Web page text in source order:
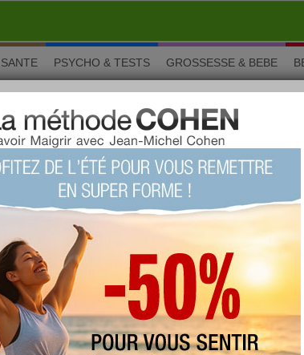
PSYCHO & TESTS GROSSESSE & BEBE
bonne soupe
une bonne
› 3/10